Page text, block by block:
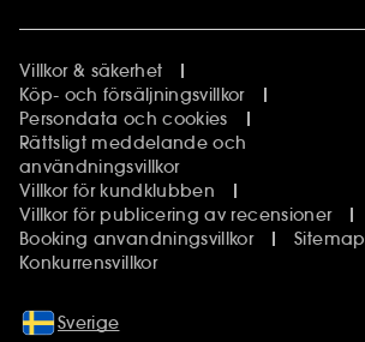
Villkor & säkerhet
Köp- och försäljningsvillkor
Persondata och cookies
Rättsligt meddelande och
användningsvillkor
Villkor för kundklubben
Villkor för publicering av recensioner
Booking anvandningsvillkor
Sitemap
Konkurrensvillkor
Sverige